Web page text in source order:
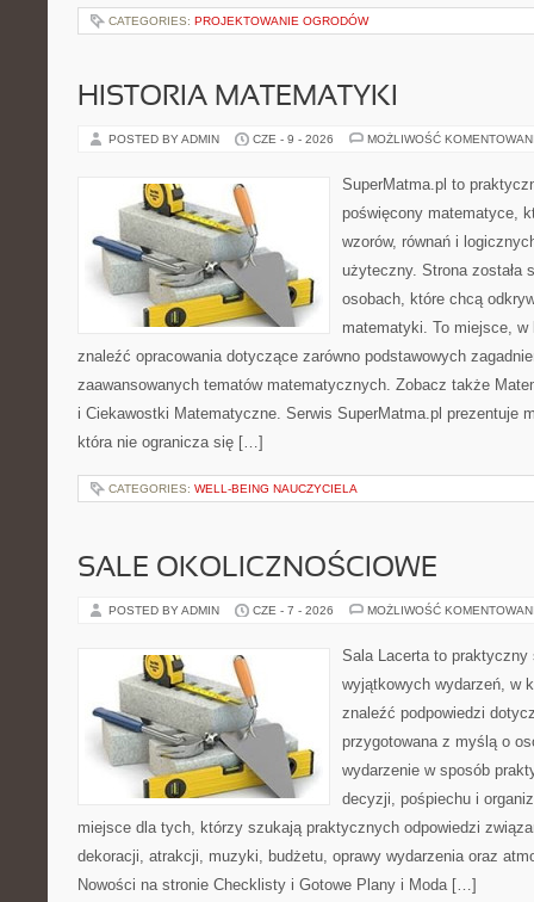
CATEGORIES: PROJEKTOWANIE OGRODÓW
HISTORIA MATEMATYKI
POSTED BY ADMIN CZE - 9 - 2026 MOŻLIWOŚĆ
SuperMatma.pl to
poświęcony matematyce,
wzorów, równań i
użyteczny. Strona została
osobach, które chcą
matematyki. To miejsce,
znaleźć opracowania dotyczące zarówno podstawowych
zaawansowanych tematów matematycznych. Zobacz także
i Ciekawostki Matematyczne. Serwis SuperMatma.pl prezentuje
która nie ogranicza się […]
CATEGORIES: WELL-BEING NAUCZYCIELA
SALE OKOLICZNOŚCIOWE
POSTED BY ADMIN CZE - 7 - 2026 MOŻLIWOŚĆ
Sala Lacerta to praktyczny
wyjątkowych wydarzeń, w
znaleźć podpowiedzi
przygotowana z myślą o
wydarzenie w sposób
decyzji, pośpiechu i
miejsce dla tych, którzy szukają praktycznych odpowiedzi
dekoracji, atrakcji, muzyki, budżetu, oprawy wydarzenia oraz
Nowości na stronie Checklisty i Gotowe Plany i Moda […]